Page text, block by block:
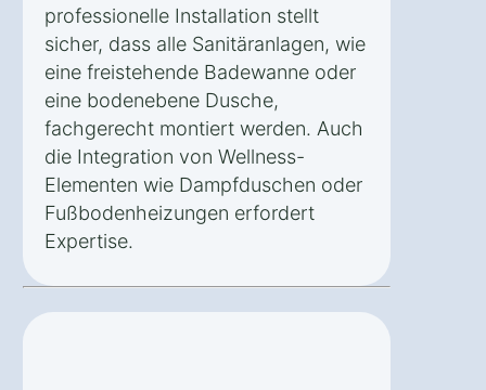
professionelle Installation stellt
sicher, dass alle Sanitäranlagen, wie
eine freistehende Badewanne oder
eine bodenebene Dusche,
fachgerecht montiert werden. Auch
die Integration von Wellness-
Elementen wie Dampfduschen oder
Fußbodenheizungen erfordert
Expertise.